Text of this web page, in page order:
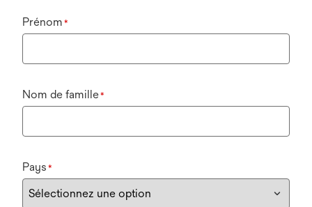
Prénom *
Nom de famille*
Pays *